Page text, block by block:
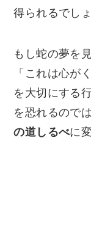
得られるでしょ
もし蛇の夢を
「これは心が
を大切にする
を恐れるのでは
の道しるべに